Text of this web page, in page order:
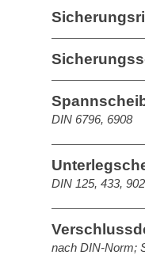
DIN 6796, 6908
DIN 125, 433,
nach DIN-Norm;